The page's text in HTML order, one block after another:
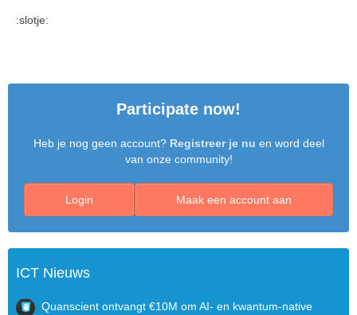
:slotje:
Participate now!
Heb je nog geen account? Registreer je nu en word deel
van onze community!
Maak een account aan
Login
ICT Nieuws
Quanscient ontvangt €10M om AI- en kwantum-native